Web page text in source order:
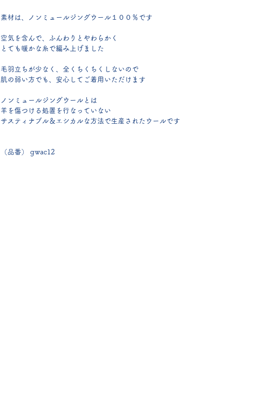
素材は、ノンミュールジングウール１００％です
空気を含んで、ふんわりとやわらかく
とても暖かな糸で編み上げました
毛羽立ちが少なく、全くちくちくしないので
肌の弱い方でも、安心してご着用いただけます
ノンミュールジングウールとは
羊を傷つける処置を行なっていない
サスティナブル＆エシカルな方法で生産されたウールです
（品番） gwac12